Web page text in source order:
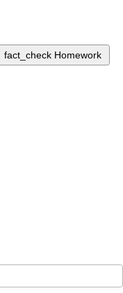
fact_check Homework